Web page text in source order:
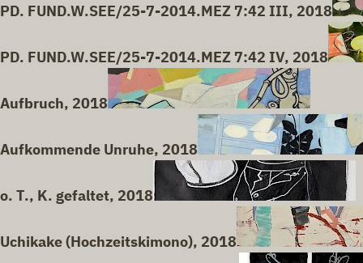
PD. FUND.W.SEE/25-7-2014.MEZ 7:42 III, 2018
PD. FUND.W.SEE/25-7-2014.MEZ 7:42 IV, 2018
Aufbruch, 2018
Aufkommende Unruhe, 2018
o. T., K. gefaltet, 2018
Uchikake (Hochzeitskimono), 2018